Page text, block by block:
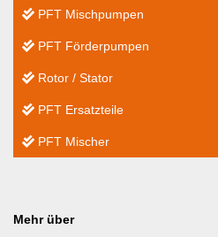
PFT Mischpumpen
PFT Förderpumpen
Rotor / Stator
PFT Ersatzteile
PFT Mischer
Mehr über